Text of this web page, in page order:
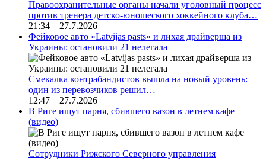
Правоохранительные органы начали уголовный процесс
против тренера детско-юношеского хоккейного клуба…
21:34 27.7.2026
Фейковое авто «Latvijas pasts» и лихая драйверша из
Украины: остановили 21 нелегала
Смекалка контрабандистов вышла на новый уровень:
один из перевозчиков решил…
12:47 27.7.2026
В Риге ищут парня, сбившего вазон в летнем кафе
(видео)
Сотрудники Рижского Северного управления